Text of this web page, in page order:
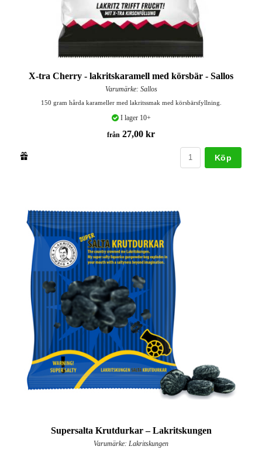
X-tra Cherry - lakritskaramell med körsbär - Sallos
Varumärke: Sallos
150 gram hårda karameller med lakritssmak med körsbärsfyllning.
I lager 10+
från 27,00 kr
Köp
Supersalta Krutdurkar – Lakritskungen
Varumärke: Lakritskungen